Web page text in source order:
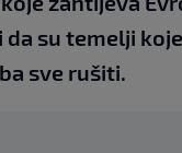
su temelji
sve rušiti.